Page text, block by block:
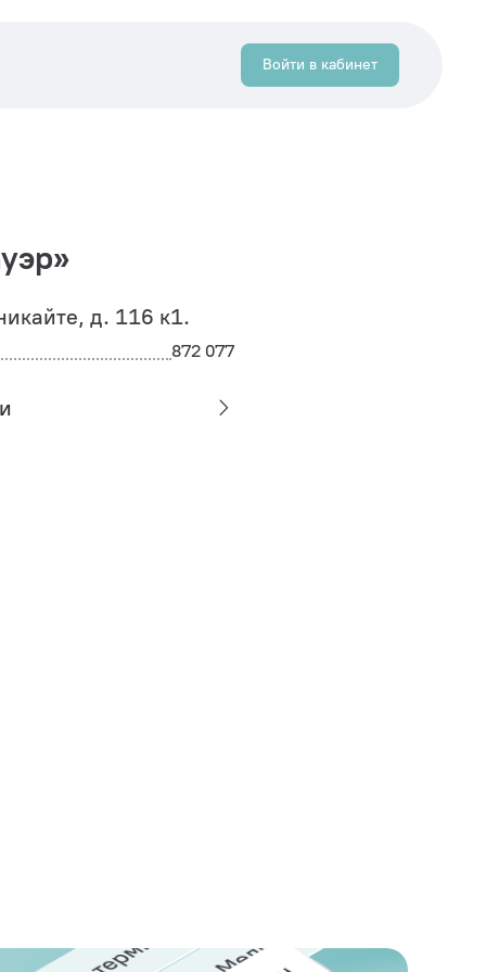
Войти в кабинет
д. 116 к1.
872 077